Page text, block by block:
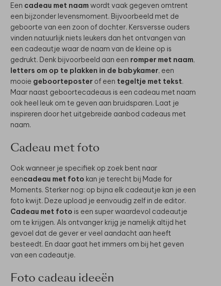
Een cadeau met naam wordt vaak gegeven omtrent
een bijzonder levensmoment. Bijvoorbeeld met de
geboorte van een zoon of dochter. Kersversse ouders
vinden natuurlijk niets leukers dan het ontvangen van
een cadeautje waar de naam van de kleine op is
gedrukt. Denk bijvoorbeeld aan een romper met naam,
letters om op te plakken in de babykamer, een
mooie geboorteposter of een tegeltje met tekst.
Maar naast geboortecadeaus is een cadeau met naam
ook heel leuk om te geven aan bruidsparen. Laat je
inspireren door het uitgebreide aanbod cadeaus met
naam.
Cadeau met foto
Ook wanneer je specifiek op zoek bent naar
eencadeau met foto kan je terecht bij Made for
Moments. Sterker nog: op bijna elk cadeautje kan je een
foto kwijt. Deze upload je eenvoudig zelf in de editor.
Cadeau met foto is een super waardevol cadeautje
om te krijgen. Als ontvanger krijg je namelijk altijd het
gevoel dat de gever er veel aandacht aan heeft
besteedt. En daar gaat het immers om bij het geven
van een cadeautje.
Foto cadeau ideeën